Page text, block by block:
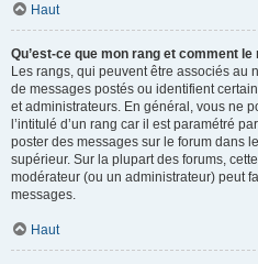
Haut
Qu’est-ce que mon rang et comment le
Les rangs, qui peuvent être associés au
de messages postés ou identifient
et administrateurs. En général, vous ne
l’intitulé d’un rang car il est paramétré
poster des messages sur le forum dans
supérieur. Sur la plupart des forums,
modérateur (ou un administrateur) peut
messages.
Haut